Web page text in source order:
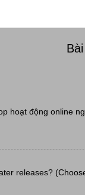
hoạt động online
releases?